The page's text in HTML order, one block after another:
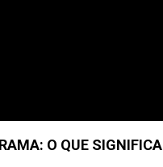
O QUE SIGNIFICA